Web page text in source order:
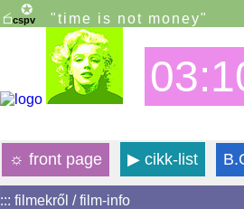
"time is not money"
☼ front page ▶cikk-list
::: filmekről / film-info